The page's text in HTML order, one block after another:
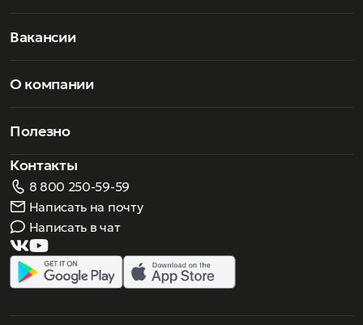
Вакансии
О компании
Полезно
Контакты
8 800 250-59-59
Написать на почту
Написать в чат